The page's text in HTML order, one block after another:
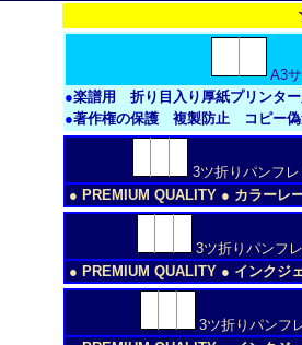
A3
●楽譜用 折り目入り厚紙プリンタ
●著作権の保護 複製防止 コピー偽
3ツ折りパンフレ
● PREMIUM QUALITY ● カラーレ
3ツ折りパンフ
● PREMIUM QUALITY ● インクジ
3ツ折りパンフ